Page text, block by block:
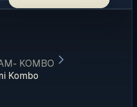
KOMBO
Kombo